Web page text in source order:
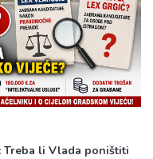
Treba li Vlada poništiti